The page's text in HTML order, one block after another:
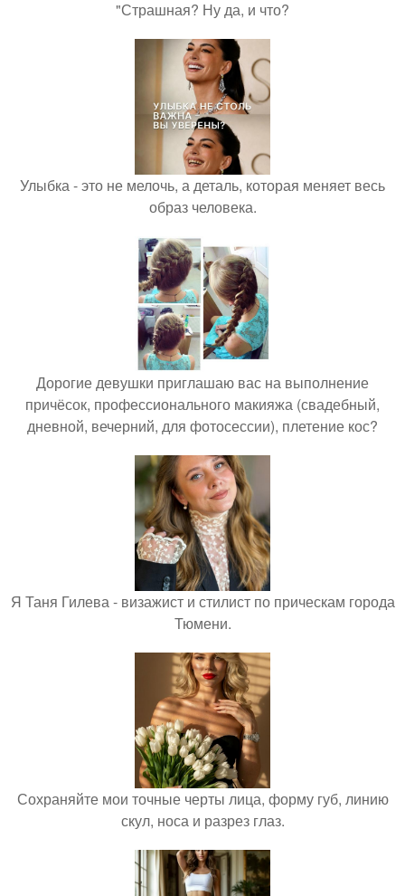
"Страшная? Ну да, и что?
Улыбка - это не мелочь, а деталь, которая меняет весь
образ человека.
Дорогие девушки приглашаю вас на выполнение
причёсок, профессионального макияжа (свадебный,
дневной, вечерний, для фотосессии), плетение кос?
Я Таня Гилева - визажист и стилист по прическам города
Тюмени.
Сохраняйте мои точные черты лица, форму губ, линию
скул, носа и разрез глаз.